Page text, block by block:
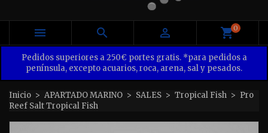
   0
Pedidos superiores a 250€ portes gratis. *para pedidos a
península, excepto acuarios, roca, arena, sal y pesados.
Inicio APARTADO MARINO SALES Tropical Fish
Pro
Reef Salt Tropical Fish